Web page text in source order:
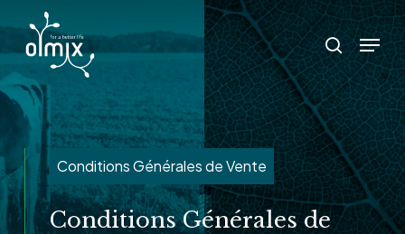
content
search
Menu
Conditions Générales de Vente
Conditions Générales de